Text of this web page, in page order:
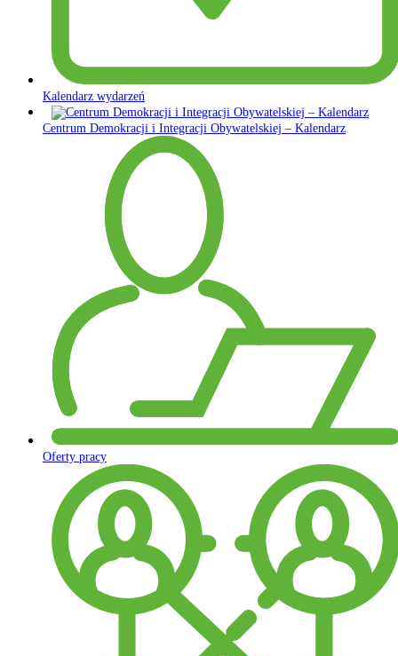
Kalendarz wydarzeń
Centrum Demokracji i Integracji Obywatelskiej – Kalendarz
Oferty pracy